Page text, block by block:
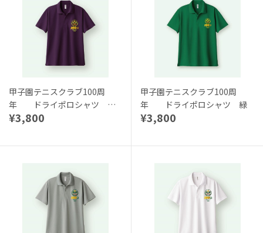
甲子園テニスクラブ100周
年 ドライポロシャツ パ
ープル
¥3,800
甲子園テニスクラブ100周
年 ドライポロシャツ 緑
¥3,800